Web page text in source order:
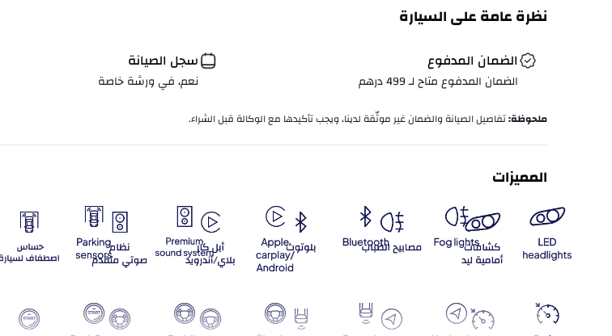
نظرة عامة على السيارة
الضمان المدفوع
الضمان المدفوع متاح لـ499درهم
سجل الصيانة
نعم، في ورشة خاصة
ملحوظة:تفاصيل الصيانة والضمان غير موثّقة لدينا، ويجب تأكيدها مع الوكالة قبل الشراء.
المميزات